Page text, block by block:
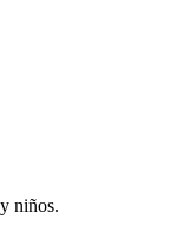
niños.